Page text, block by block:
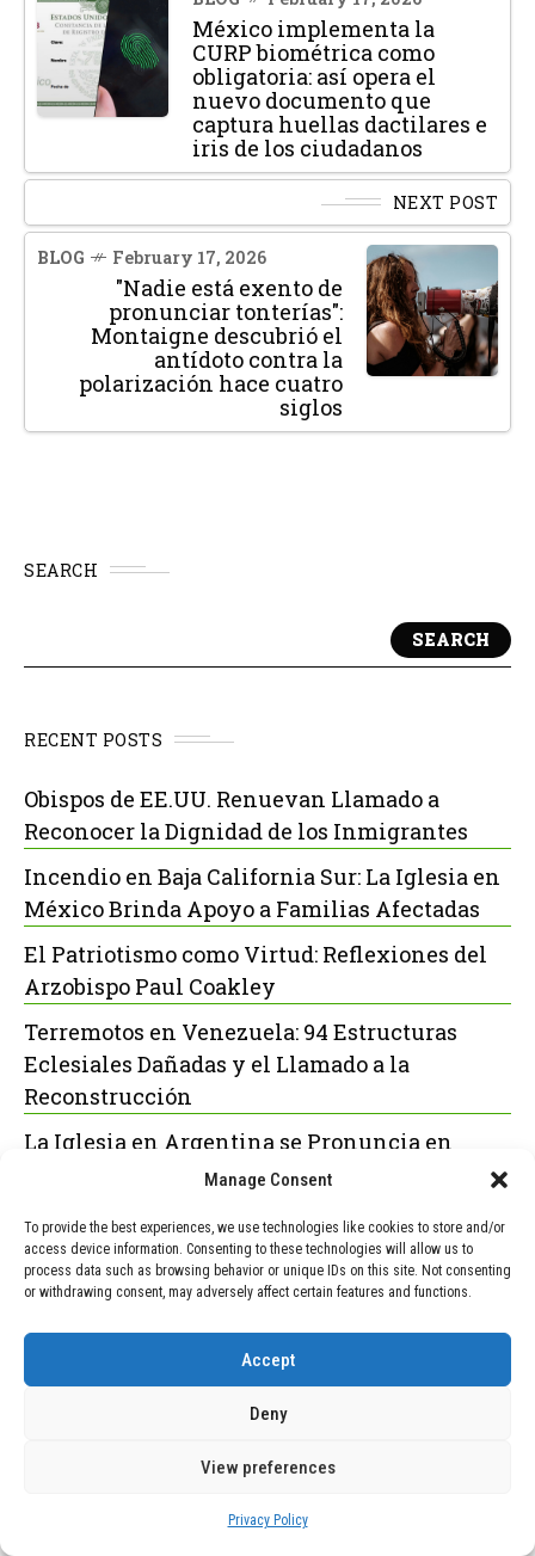
Manage Consent
To provide the best experiences, we use technologies like cookies to store and/or
access device information. Consenting to these technologies will allow us to
process data such as browsing behavior or unique IDs on this site. Not consenting
or withdrawing consent, may adversely affect certain features and functions.
Accept
Deny
View preferences
Privacy Policy
México implementa la
CURP biométrica como
obligatoria: así opera el
nuevo documento que
captura huellas dactilares e
iris de los ciudadanos
NEXT POST
BLOG February 17, 2026
"Nadie está exento de
pronunciar tonterías":
Montaigne descubrió el
antídoto contra la
polarización hace cuatro
siglos
SEARCH
SEARCH
RECENT POSTS
Obispos de EE.UU. Renuevan Llamado a
Reconocer la Dignidad de los Inmigrantes
Incendio en Baja California Sur: La Iglesia en
México Brinda Apoyo a Familias Afectadas
El Patriotismo como Virtud: Reflexiones del
Arzobispo Paul Coakley
Terremotos en Venezuela: 94 Estructuras
Eclesiales Dañadas y el Llamado a la
Reconstrucción
La Iglesia en Argentina se Pronuncia en
Contra de la Ley de Inviolabilidad de la
POPULAR
Vídeo impactante: BYD revela en
rango en apenas 5 minutos de carga
February 9, 2026